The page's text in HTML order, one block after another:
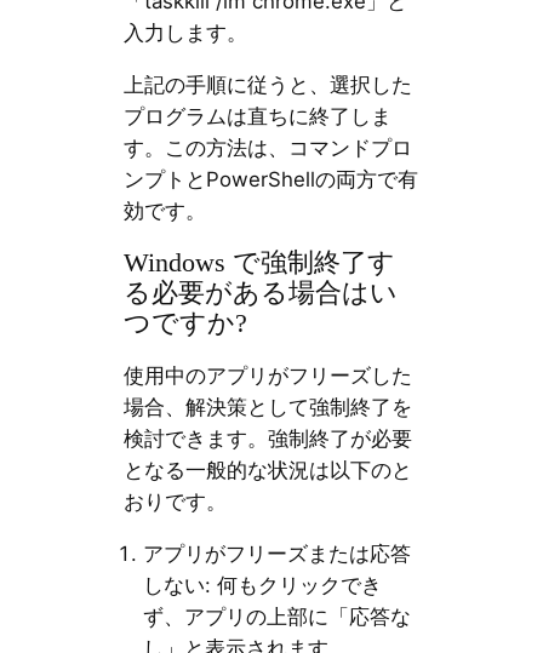
入力します。
上記の手順に従うと、選択した
プログラムは直ちに終了しま
す。この方法は、コマンドプロ
ンプトとPowerShellの両方で有
効です。
Windows で強制終了す
る必要がある場合はい
つですか?
使用中のアプリがフリーズした
場合、解決策として強制終了を
検討できます。強制終了が必要
となる一般的な状況は以下のと
おりです。
アプリがフリーズまたは応答
しない: 何もクリックでき
ず、アプリの上部に「応答な